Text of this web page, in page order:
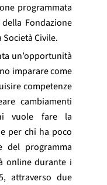
programmata
Fondazione
Civile.
un’opportunità
imparare come
competenze
cambiamenti
vuole fare la
per chi ha poco
del programma
online durante i
attraverso due